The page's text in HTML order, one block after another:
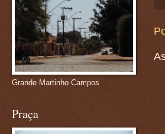
Grande Martinho Campos
Praça